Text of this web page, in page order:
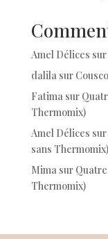
Amel Délices sur
dalilasur
Fatimasur
Thermomix)
Amel Délices sur
sans Thermomix)
Mimasur
Thermomix)